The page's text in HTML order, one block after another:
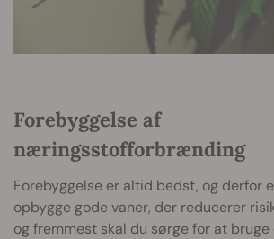
Forebyggelse af
næringsstofforbrænding
Forebyggelse er altid bedst, og derfor
opbygge gode vaner, der reducerer
og fremmest skal du sørge for at